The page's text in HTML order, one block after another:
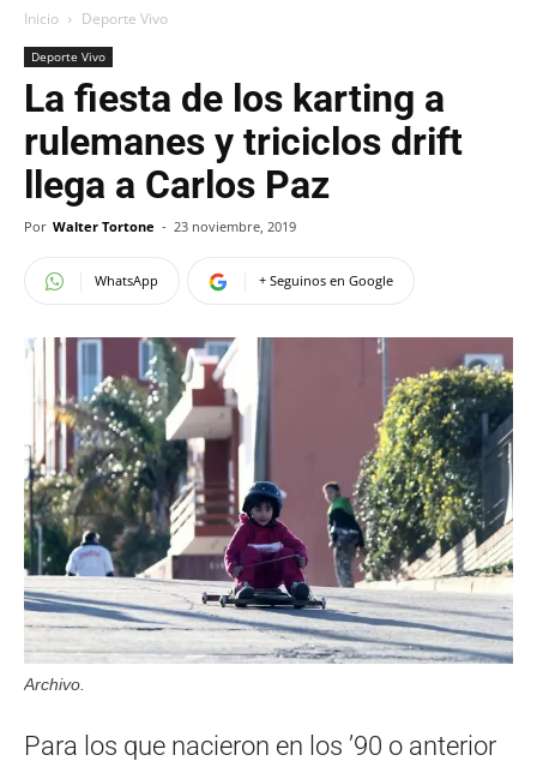
Inicio Deporte Vivo
Deporte Vivo
La fiesta de los karting a
rulemanes y triciclos drift
llega a Carlos Paz
Por Walter Tortone - 23 noviembre, 2019
WhatsApp + Seguinos en Google
Archivo.
Para los que nacieron en los ’90 o anterior